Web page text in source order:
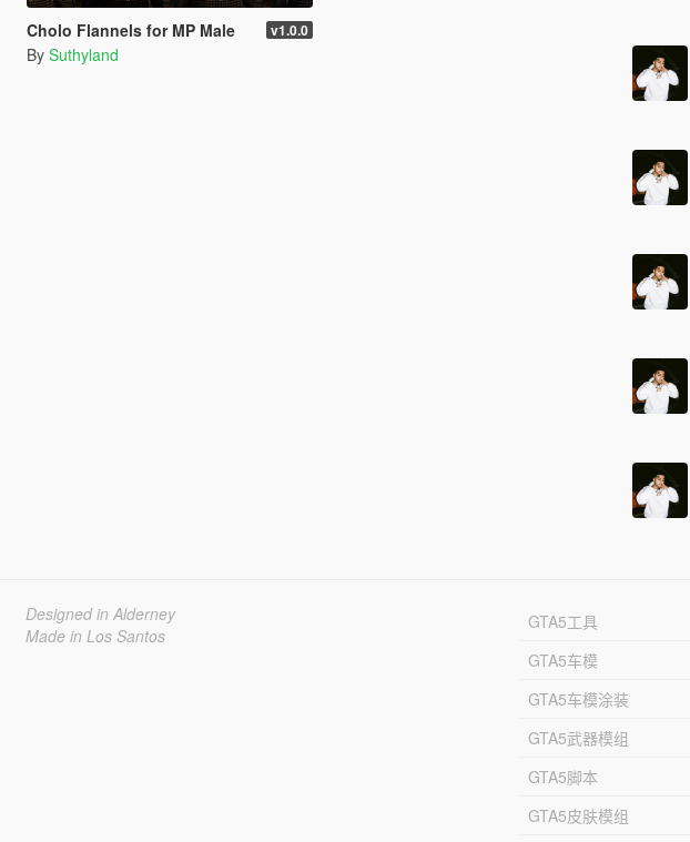
Cholo Flannels for MP Male v1.0.0
By Suthyland
Designed in Alderney
Made in Los Santos
GTA5工具
GTA5车模
GTA5车模涂装
GTA5武器模组
GTA5脚本
GTA5皮肤模组